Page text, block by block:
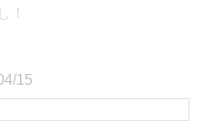
！
15